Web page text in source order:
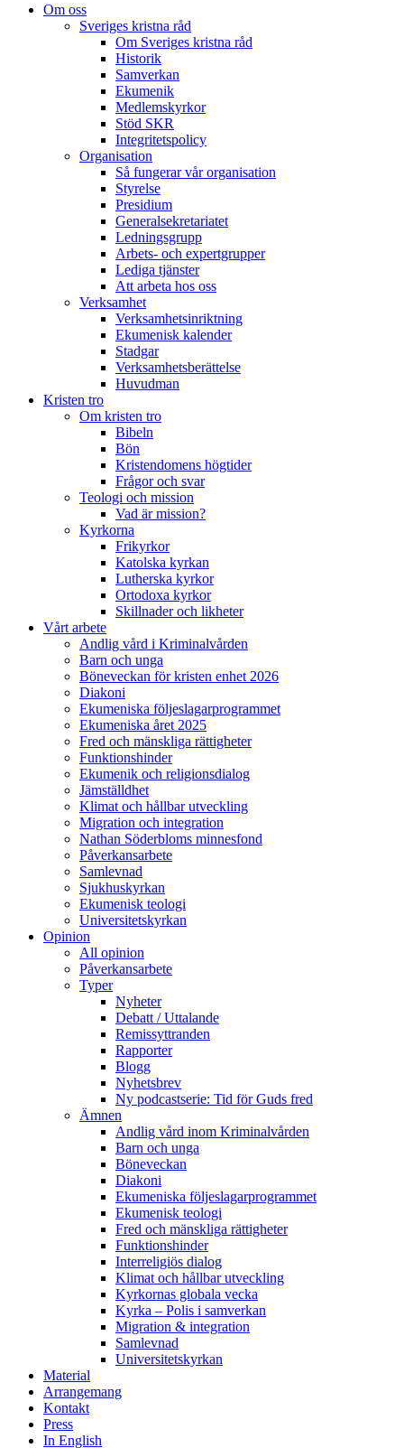
Om oss
Sveriges kristna råd
Om Sveriges kristna råd
Historik
Samverkan
Ekumenik
Medlemskyrkor
Stöd SKR
Integritetspolicy
Organisation
Så fungerar vår organisation
Styrelse
Presidium
Generalsekretariatet
Ledningsgrupp
Arbets- och expertgrupper
Lediga tjänster
Att arbeta hos oss
Verksamhet
Verksamhetsinriktning
Ekumenisk kalender
Stadgar
Verksamhetsberättelse
Huvudman
Kristen tro
Om kristen tro
Bibeln
Bön
Kristendomens högtider
Frågor och svar
Teologi och mission
Vad är mission?
Kyrkorna
Frikyrkor
Katolska kyrkan
Lutherska kyrkor
Ortodoxa kyrkor
Skillnader och likheter
Vårt arbete
Andlig vård i Kriminalvården
Barn och unga
Böneveckan för kristen enhet 2026
Diakoni
Ekumeniska följeslagarprogrammet
Ekumeniska året 2025
Fred och mänskliga rättigheter
Funktionshinder
Ekumenik och religionsdialog
Jämställdhet
Klimat och hållbar utveckling
Migration och integration
Nathan Söderbloms minnesfond
Påverkansarbete
Samlevnad
Sjukhuskyrkan
Ekumenisk teologi
Universitetskyrkan
Opinion
All opinion
Påverkansarbete
Typer
Nyheter
Debatt / Uttalande
Remissyttranden
Rapporter
Blogg
Nyhetsbrev
Ny podcastserie: Tid för Guds fred
Ämnen
Andlig vård inom Kriminalvården
Barn och unga
Böneveckan
Diakoni
Ekumeniska följeslagarprogrammet
Ekumenisk teologi
Fred och mänskliga rättigheter
Funktionshinder
Interreligiös dialog
Klimat och hållbar utveckling
Kyrkornas globala vecka
Kyrka – Polis i samverkan
Migration & integration
Samlevnad
Universitetskyrkan
Material
Arrangemang
Kontakt
Press
In English